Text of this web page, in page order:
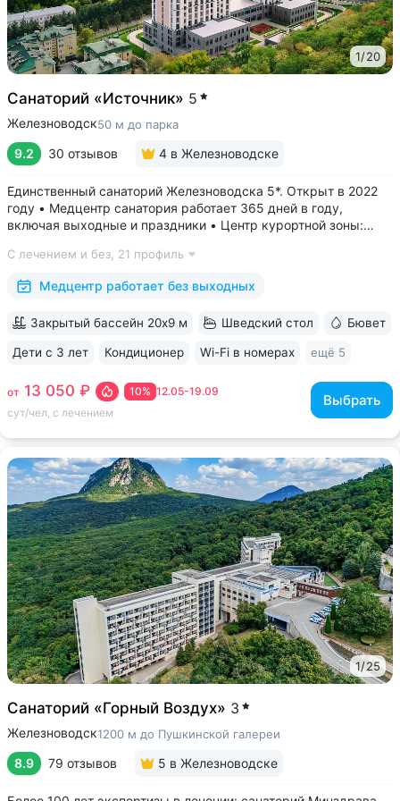
1/20
Санаторий «Источник» 5
Железноводск50 м до парка
9.2 30 отзывов 4 в Железноводске
Единственный санаторий Железноводска 5*. Открыт в 2022
году • Медцентр санатория работает 365 дней в году,
включая выходные и праздники • Центр курортной зоны:
бюветы «Славяновский» и «Смирновский»,
бальнеогрязелечебница, каскадная...
С лечением и без, 21 профиль
Медцентр работает без выходных
12.05-19.09
10%
от 13 050 ₽
сут/чел, с лечением
Выбрать
Закрытый бассейн 20х9 м Шведский стол Бювет
Дети с 3 лет Кондиционер Wi-Fi в номерах ещё 5
1/25
Санаторий «Горный Воздух» 3
Железноводск1200 м до Пушкинской галереи
8.9 79 отзывов 5 в Железноводске